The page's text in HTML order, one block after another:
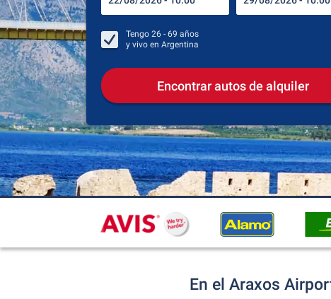
Tengo 26 - 69 años
y vivo en Argentina
Encontrar autos de alquiler
En el Araxos